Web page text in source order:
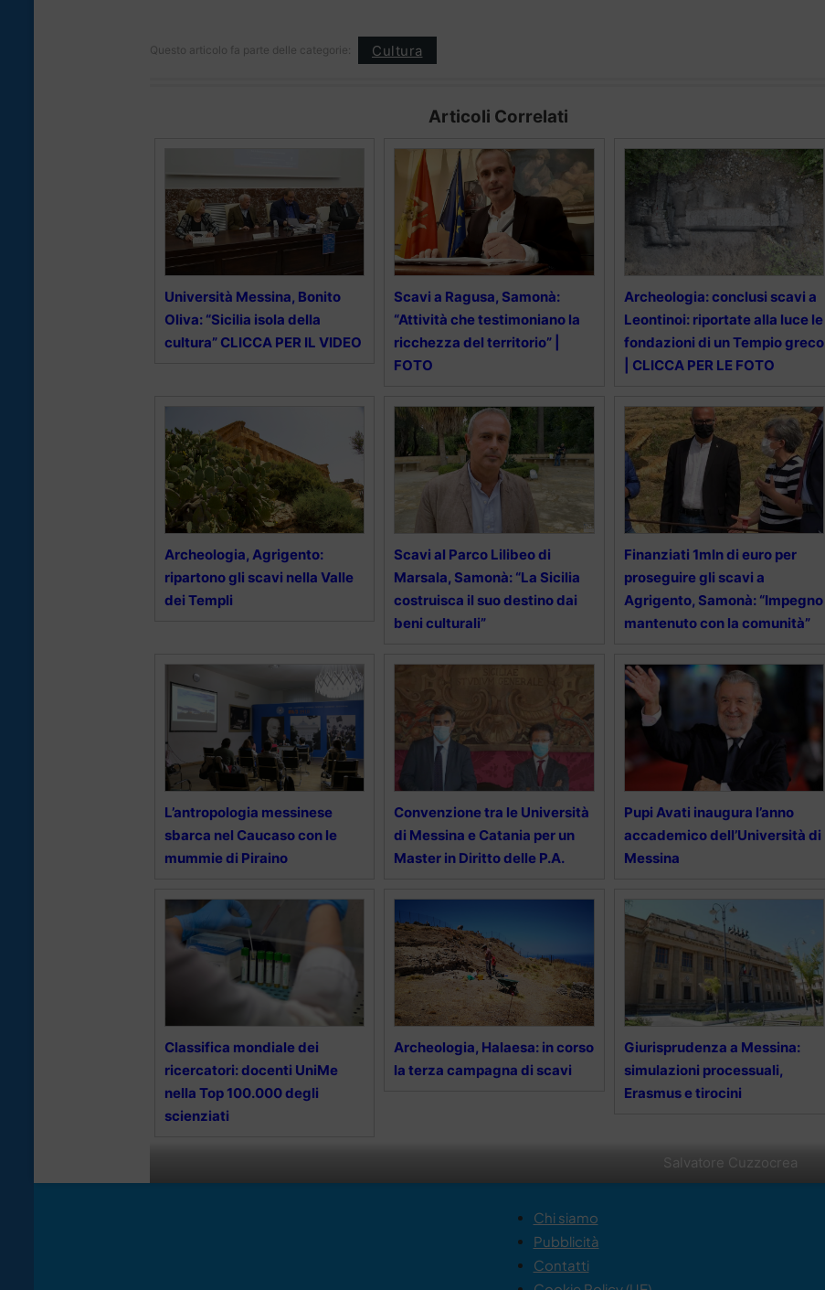
Salvatore Cuzzocrea
Questo articolo fa parte delle categorie: Cultura
Articoli Correlati
Università Messina, Bonito
Oliva: “Sicilia isola della
cultura” CLICCA PER IL VIDEO
Scavi a Ragusa, Samonà:
“Attività che testimoniano la
ricchezza del territorio” |
FOTO
Archeologia: conclusi scavi a
Leontinoi: riportate alla luce le
fondazioni di un Tempio greco
| CLICCA PER LE FOTO
Archeologia, Agrigento:
ripartono gli scavi nella Valle
dei Templi
Scavi al Parco Lilibeo di
Marsala, Samonà: “La Sicilia
costruisca il suo destino dai
beni culturali”
Finanziati 1mln di euro per
proseguire gli scavi a
Agrigento, Samonà: “Impegno
mantenuto con la comunità”
L’antropologia messinese
sbarca nel Caucaso con le
mummie di Piraino
Convenzione tra le Università
di Messina e Catania per un
Master in Diritto delle P.A.
Pupi Avati inaugura l’anno
accademico dell’Università di
Messina
Classifica mondiale dei
ricercatori: docenti UniMe
nella Top 100.000 degli
scienziati
Archeologia, Halaesa: in corso
la terza campagna di scavi
Giurisprudenza a Messina:
simulazioni processuali,
Erasmus e tirocini
Chi siamo
Pubblicità
Contatti